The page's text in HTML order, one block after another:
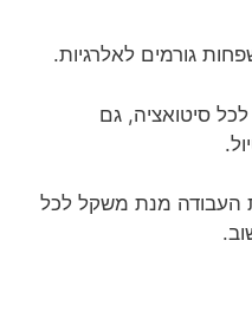
גורמים לאלרגיות.
סיטואציה, גם
העבודה מנת משקל לכל